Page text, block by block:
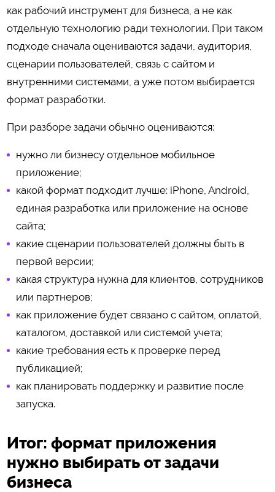
как рабочий инструмент для бизнеса, а не как
отдельную технологию ради технологии. При таком
подходе сначала оцениваются задачи, аудитория,
сценарии пользователей, связь с сайтом и
внутренними системами, а уже потом выбирается
формат разработки.
При разборе задачи обычно оцениваются:
нужно ли бизнесу отдельное мобильное
приложение;
какой формат подходит лучше: iPhone, Android,
единая разработка или приложение на основе
сайта;
какие сценарии пользователей должны быть в
первой версии;
какая структура нужна для клиентов, сотрудников
или партнеров;
как приложение будет связано с сайтом, оплатой,
каталогом, доставкой или системой учета;
какие требования есть к проверке перед
публикацией;
как планировать поддержку и развитие после
запуска.
Итог: формат приложения
нужно выбирать от задачи
бизнеса